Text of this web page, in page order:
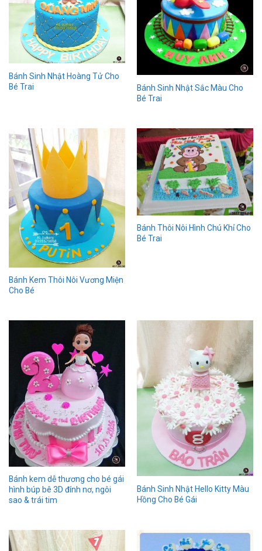
Bánh Sinh Nhật Hoàng Tử Cho
Bé Trai
Bánh Sinh Nhật Sắc Màu Cho
Bé Trai
Bánh Kem Thôi Nôi Vương Miện
Cho Bé
Bánh Thôi Nôi Hình Chú Khỉ Cho
Bé Trai
Bánh kem dễ thương cho bé gái
hình búp bê 3D đính nơ, ngôi
sao & trái tim
Bánh Sinh Nhật Hello Kitty Màu
Hồng Cho Bé Gái